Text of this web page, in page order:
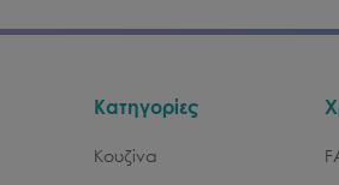
Κατηγορίες
Κουζίνα